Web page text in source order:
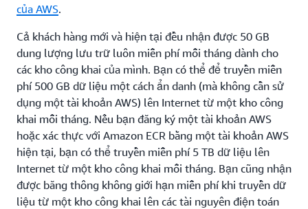
của AWS.
Cả khách hàng mới và hiện tại đều nhận được 50 GB
dung lượng lưu trữ luôn miễn phí mỗi tháng dành cho
các kho công khai của mình. Bạn có thể để truyền miễn
phí 500 GB dữ liệu một cách ẩn danh (mà không cần sử
dụng một tài khoản AWS) lên Internet từ một kho công
khai mỗi tháng. Nếu bạn đăng ký một tài khoản AWS
hoặc xác thực với Amazon ECR bằng một tài khoản AWS
hiện tại, bạn có thể truyền miễn phí 5 TB dữ liệu lên
Internet từ một kho công khai mỗi tháng. Bạn cũng nhận
được băng thông không giới hạn miễn phí khi truyền dữ
liệu từ một kho công khai lên các tài nguyên điện toán